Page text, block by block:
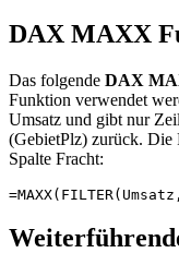
DAX MAXX
Das folgende DAX
Funktion verwendet
Umsatz und gibt nur
(GebietPlz) zurück. Die
Spalte Fracht: